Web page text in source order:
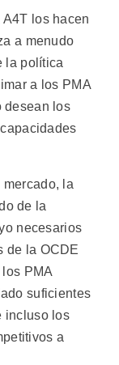
los hacen
a menudo
la política
a los PMA
desean los
la
de la
necesarios
de la OCDE
PMA
suficientes
incluso los
a